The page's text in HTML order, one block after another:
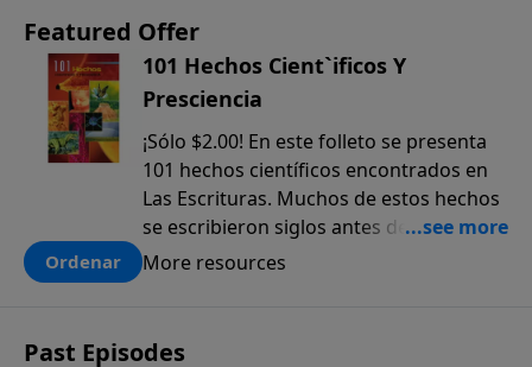
Featured Offer
101 Hechos Cient`ificos Y
Presciencia
¡Sólo $2.00! En este folleto se presenta
101 hechos científicos encontrados en
Las Escrituras. Muchos de estos hechos
se escribieron siglos antes de que
fueran descubiertos. El anticipado
más a la prueba colectiva de que la
Ordenar More resources
Past Episodes